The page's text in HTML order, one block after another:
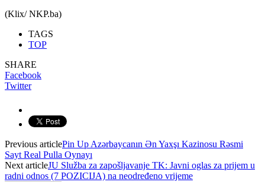
(Klix/ NKP.ba)
TAGS
TOP
SHARE
Facebook
Twitter
Previous articlePin Up Azərbaycanın Ən Yaxşı Kazinosu Rəsmi
Sayt Real Pulla Oynayı
Next articleJU Služba za zapošljavanje TK: Javni oglas za prijem u
radni odnos (7 POZICIJA) na neodređeno vrijeme